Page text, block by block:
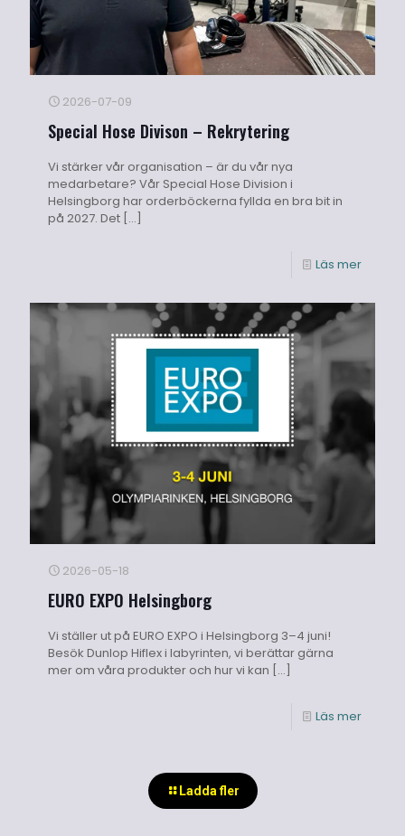
2026-07-09
Special Hose Divison – Rekrytering
Vi stärker vår organisation – är du vår nya
medarbetare? Vår Special Hose Division i
Helsingborg har orderböckerna fyllda en bra bit in
på 2027. Det […]
Läs mer
2026-05-18
EURO EXPO Helsingborg
Vi ställer ut på EURO EXPO i Helsingborg 3–4 juni!
Besök Dunlop Hiflex i labyrinten, vi berättar gärna
mer om våra produkter och hur vi kan […]
Läs mer
Ladda fler